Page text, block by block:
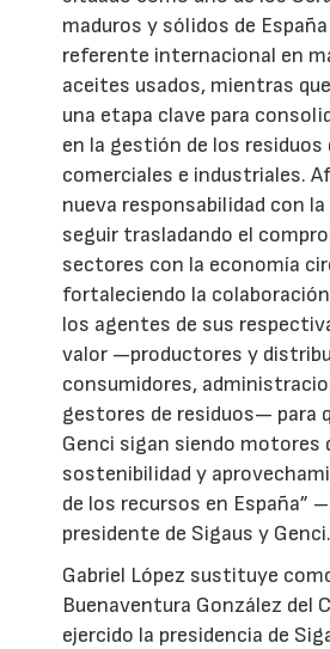
maduros y sólidos de
referente internacional en
aceites usados, mientras
una etapa clave para
en la gestión de los residuos
comerciales e industriales.
nueva responsabilidad con
seguir trasladando el
sectores con la economía
fortaleciendo la
los agentes de sus
valor —productores y
consumidores,
gestores de residuos— para
Genci sigan siendo motores
sostenibilidad y
de los recursos en España”
presidente de Sigaus y Genci.
Gabriel López sustituye
Buenaventura González del
ejercido la presidencia de